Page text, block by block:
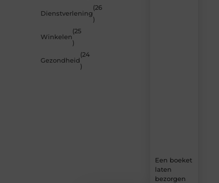
Dienstverlening
(26
)
Winkelen
(25
)
Gezondheid
(24
)
Een boeket
laten
bezorgen